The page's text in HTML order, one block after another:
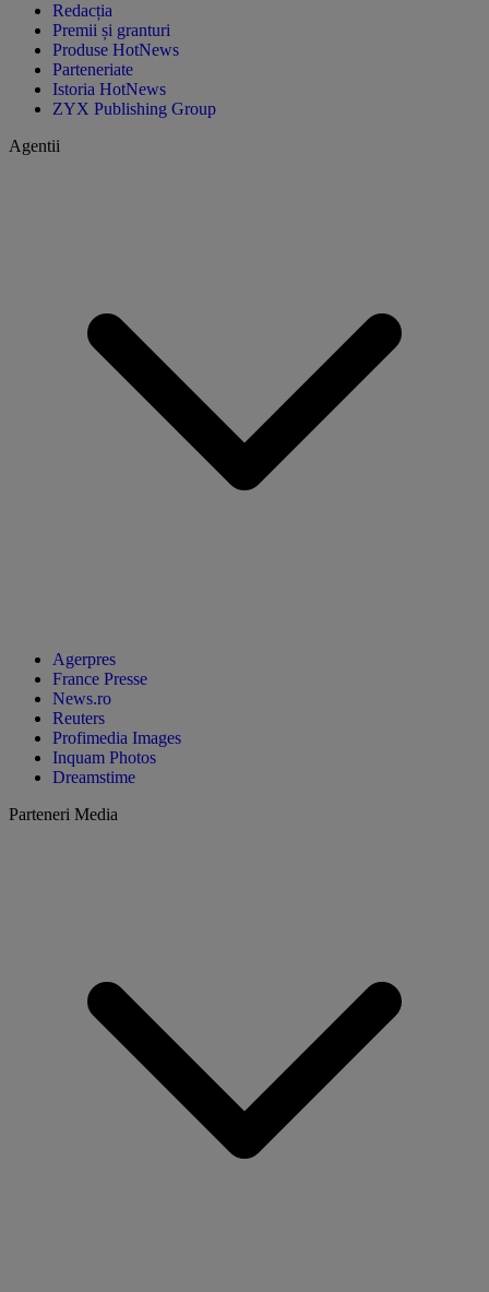
Redacția
Premii și granturi
Produse HotNews
Parteneriate
Istoria HotNews
ZYX Publishing Group
Agentii
Agerpres
France Presse
News.ro
Reuters
Profimedia Images
Inquam Photos
Dreamstime
Parteneri Media